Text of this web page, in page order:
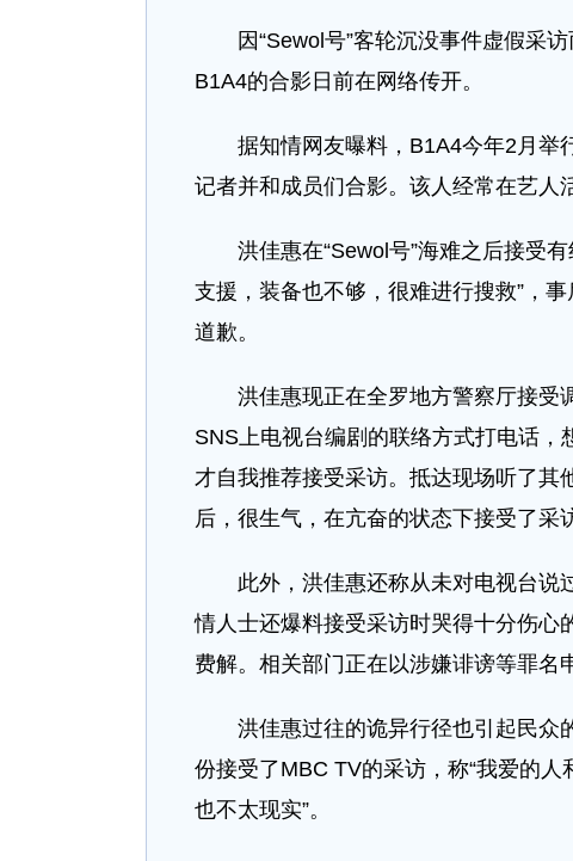
因“Sewol号”客轮沉没事件虚假采
B1A4的合影日前在网络传开。
据知情网友曝料，B1A4今年2月举
记者并和成员们合影。该人经常在艺人
洪佳惠在“Sewol号”海难之后接受
支援，装备也不够，很难进行搜救”，
道歉。
洪佳惠现正在全罗地方警察厅接受
SNS上电视台编剧的联络方式打电话，
才自我推荐接受采访。抵达现场听了其
后，很生气，在亢奋的状态下接受了采
此外，洪佳惠还称从未对电视台说
情人士还爆料接受采访时哭得十分伤心
费解。相关部门正在以涉嫌诽谤等罪名
洪佳惠过往的诡异行径也引起民众
份接受了MBC TV的采访，称“我爱的
也不太现实”。